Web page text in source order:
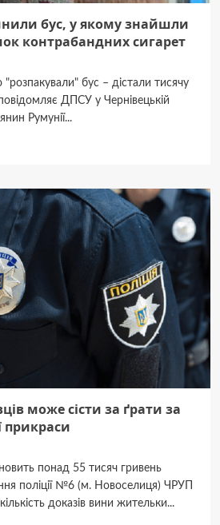
бус, у якому знайшли
контрабандних сигарет
бус – дістали тисячу
ДПСУ у Чернівецькій
Румунії...
може сісти за ґрати за
прикраси
понад 55 тисяч гривень
поліції №6 (м. Новоселиця) ЧРУП
доказів вини жительки...